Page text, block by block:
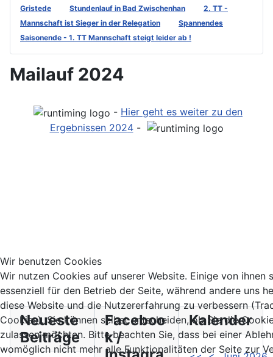
Gristede
Stundenlauf in Bad Zwischenhan
2. TT -
Mannschaft ist Sieger in der Relegation
Spannendes
Saisonende - 1. TT Mannschaft steigt leider ab !
Mailauf 2024
- Hier geht es weiter zu den
Ergebnissen 2024-
Neueste
Beiträge
Faceboo
k /
Kalender
Wir benutzen Cookies
Wir nutzen Cookies auf unserer Website. Einige von ihnen
essenziell für den Betrieb der Seite, während andere uns
diese Website und die Nutzererfahrung zu verbessern
Cookies). Sie können selbst entscheiden, ob Sie die
zulassen möchten. Bitte beachten Sie, dass bei einer
womöglich nicht mehr alle Funktionalitäten der Seite zur